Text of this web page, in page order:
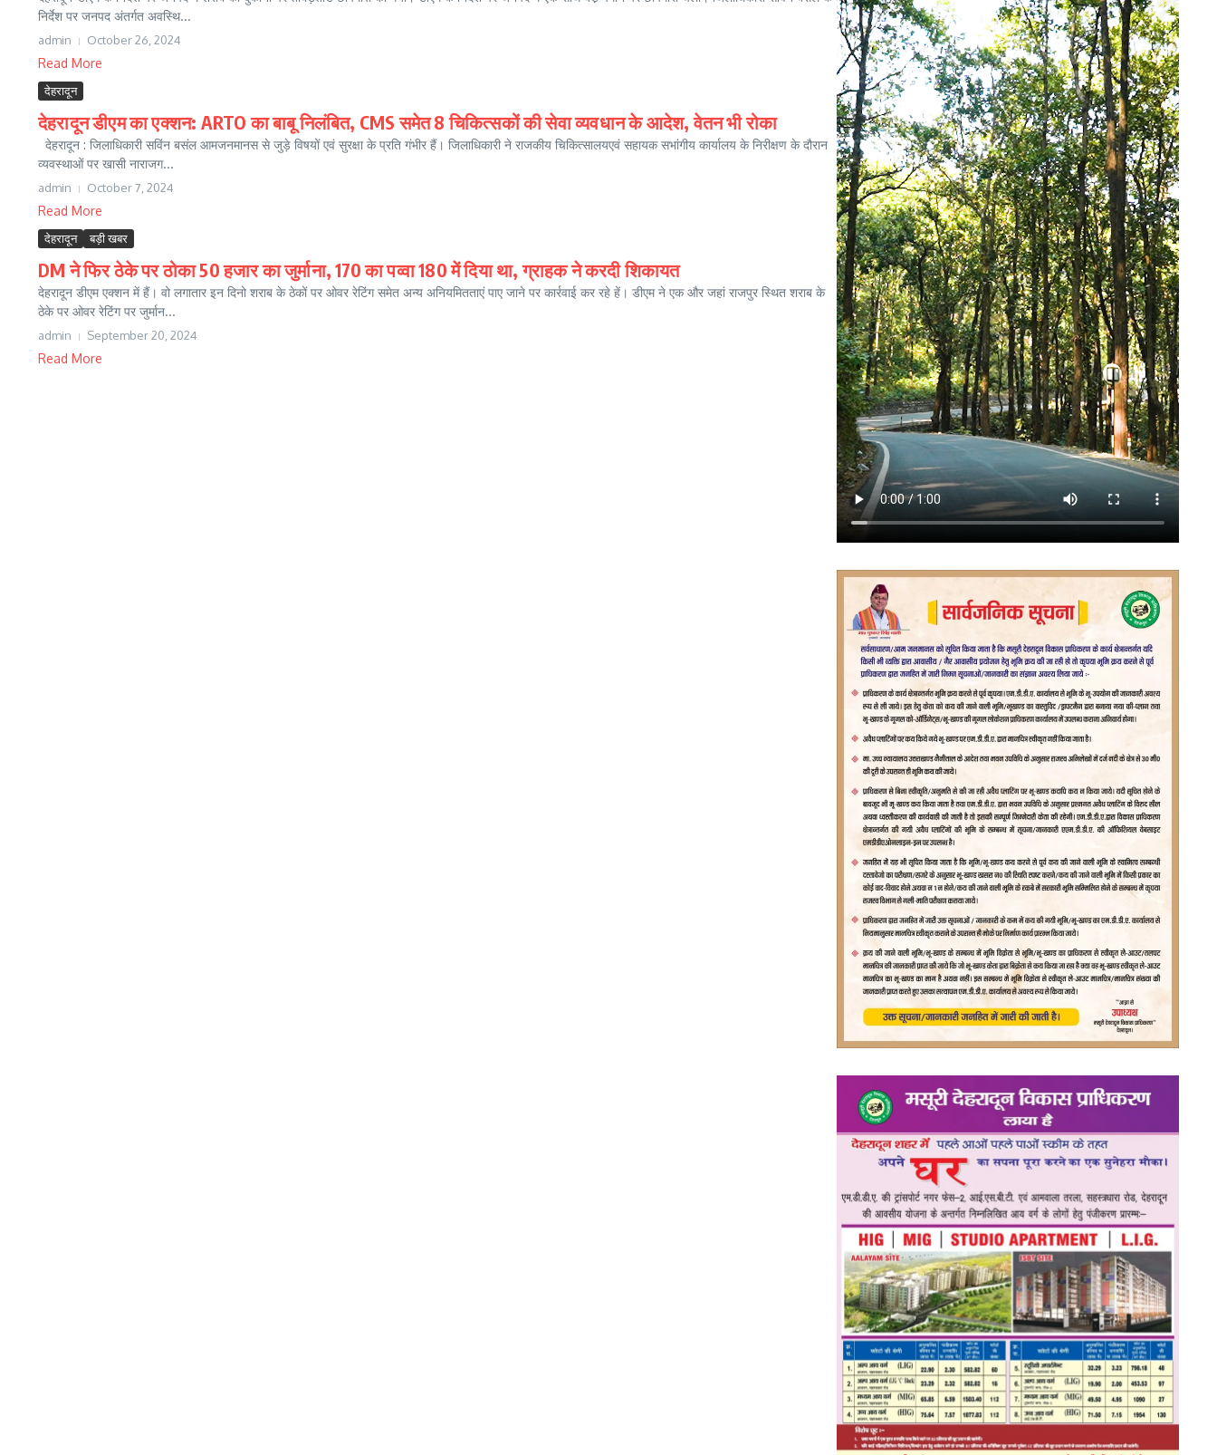
निर्देश पर जनपद अंतर्गत अवस्थि...
admin October 26, 2024
Read More
देहरादून
देहरादून डीएम का एक्शन: ARTO का बाबू निलंबित, CMS समेत 8 चिकित्सकों की सेवा व्यवधान के आदेश, वेतन भी रोका
देहरादून : जिलाधिकारी सविंन बसंल आमजनमानस से जुड़े विषयों एवं सुरक्षा के प्रति गंभीर हैं। जिलाधिकारी ने राजकीय चिकित्सालयएवं सहायक सभांगीय कार्यालय के निरीक्षण के दौरान
व्यवस्थाओं पर खासी नाराजग...
admin October 7, 2024
Read More
देहरादून बड़ी खबर
DM ने फिर ठेके पर ठोका 50 हजार का जुर्माना, 170 का पव्वा 180 में दिया था, ग्राहक ने करदी शिकायत
देहरादून डीएम एक्शन में हैं। वो‌ लगातार इन दिनो शराब के ठेकों पर ओवर रेटिंग समेत अन्य अनियमितताएं पाए जाने पर कार्रवाई कर रहे हें। डीएम ने एक और जहां राजपुर स्थित शराब के
ठेके पर ओवर रेटिंग पर जुर्मान...
admin September 20, 2024
Read More